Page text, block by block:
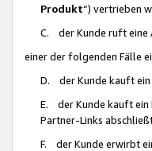
Produkt“) vertrieben
C. der Kunde ruft eine
einer der folgenden Fälle
D. der Kunde kauft
E. der Kunde kauft ein
Partner-Links
F. der Kunde erwirbt